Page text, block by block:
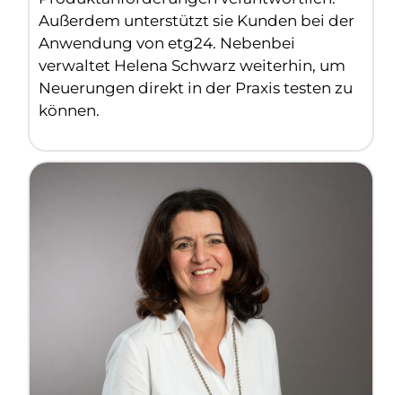
Außerdem unterstützt sie Kunden bei der
Anwendung von etg24. Nebenbei
verwaltet Helena Schwarz weiterhin, um
Neuerungen direkt in der Praxis testen zu
können.